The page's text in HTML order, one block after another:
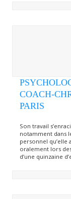
COACH-
PARIS
Son travail
notamment dans
personnel qu’elle
oralement lors
d’une quinzaine